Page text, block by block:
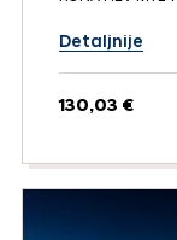
Detaljnije
130,03 €